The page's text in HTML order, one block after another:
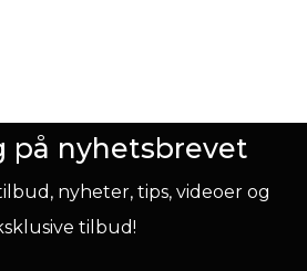
på nyhetsbrevet
nyheter, tips, videoer og
tilbud!